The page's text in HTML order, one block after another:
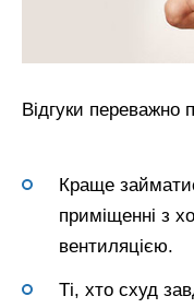
Відгуки переважно
Краще
приміщенні з
вентиляцією.
Ті, хто схуд